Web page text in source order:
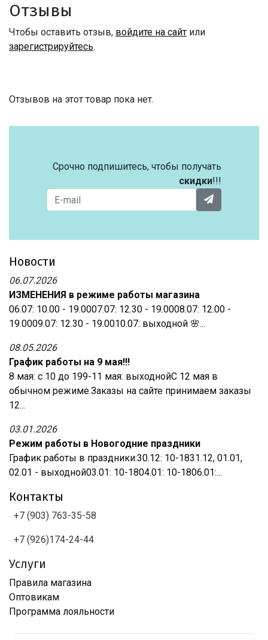
Отзывы
Чтобы оставить отзыв, войдите на сайт или
зарегистрируйтесь.
Отзывов на этот товар пока нет.
Срочно подпишитесь, чтобы получать
скидки!!!
Новости
06.07.2026
ИЗМЕНЕНИЯ в режиме работы магазина
06.07: 10.00 - 19.0007.07: 12.30 - 19.0008.07: 12.00 -
19.0009.07: 12.30 - 19.0010.07: выходной 🌸...
08.05.2026
График работы на 9 мая!!!
8 мая: с 10 до 199-11 мая: выходнойС 12 мая в
обычном режиме.Заказы на сайте принимаем заказы
12...
03.01.2026
Режим работы в Новогодние праздники
График работы в праздники:30.12: 10-1831.12, 01.01,
02.01 - выходной03.01: 10-1804.01: 10-1806.01:...
Контакты
+7 (903) 763-35-58
+7 (926)174-24-44
Услуги
Правила магазина
Оптовикам
Программа лояльности